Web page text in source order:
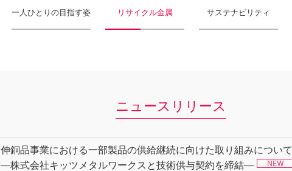
一人ひとりの目指す姿 リサイクル金属 サステナビリティ
ニュースリリース
伸銅品事業における一部製品の供給継続に向けた取り組みについて
―株式会社キッツメタルワークスと技術供与契約を締結―